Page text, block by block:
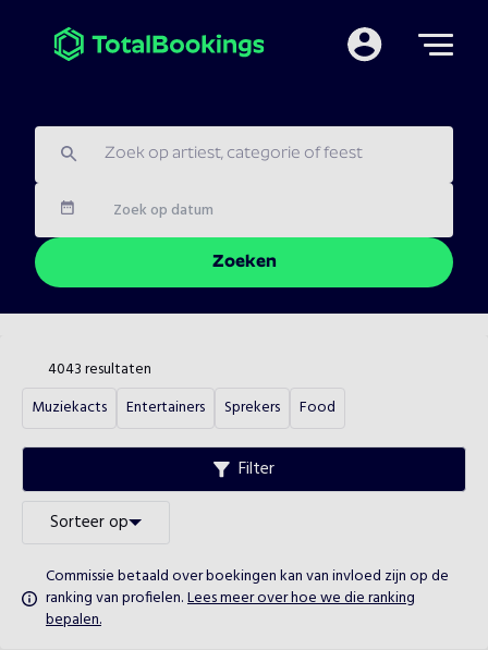
Mijn
Datum
Zoeken
4043resultaten
Muziekacts
Entertainers Sprekers Food
Filter
Sorteer op
Commissie betaald over boekingen kan van invloed zijn op de
ranking van profielen.Lees meer over hoe we die ranking
bepalen.